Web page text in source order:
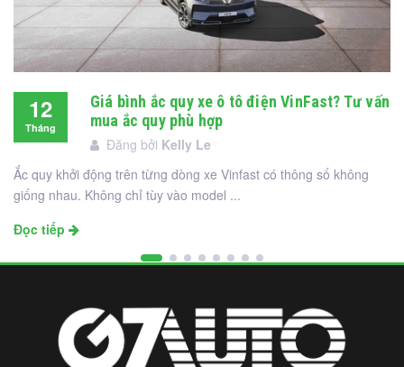
12
Tháng
Giá bình ắc quy xe ô tô điện VinFast? Tư vấn
mua ắc quy phù hợp
Đăng bởi Kelly Le
Ắc quy khởi động trên từng dòng xe Vinfast có thông số không
giống nhau. Không chỉ tùy vào model ...
Đọc tiếp